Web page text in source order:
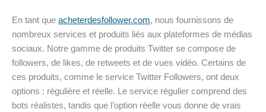
En tant que acheterdesfollower.com, nous fournissons de
nombreux services et produits liés aux plateformes de médias
sociaux. Notre gamme de produits Twitter se compose de
followers, de likes, de retweets et de vues vidéo. Certains de
ces produits, comme le service Twitter Followers, ont deux
options : régulière et réelle. Le service régulier comprend des
bots réalistes, tandis que l’option réelle vous donne de vrais